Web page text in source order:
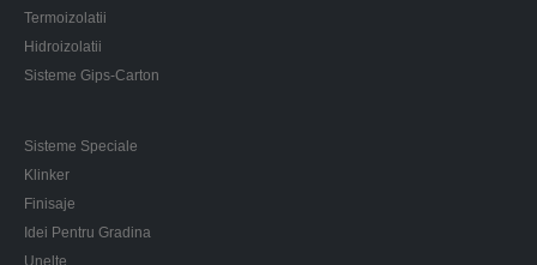
Termoizolatii
Hidroizolatii
Sisteme Gips-Carton
Sisteme Speciale
Klinker
Finisaje
Idei Pentru Gradina
Unelte